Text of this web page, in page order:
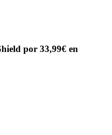
por 33,99€ en